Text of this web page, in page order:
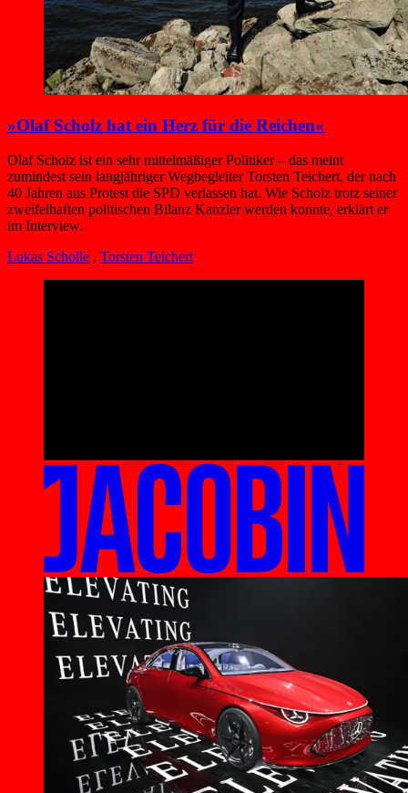
»Olaf Scholz hat ein Herz für die Reichen«
Olaf Scholz ist ein sehr mittelmäßiger Politiker – das meint
zumindest sein langjähriger Wegbegleiter Torsten Teichert, der nach
40 Jahren aus Protest die SPD verlassen hat. Wie Scholz trotz seiner
zweifelhaften politischen Bilanz Kanzler werden konnte, erklärt er
im Interview.
Lukas Scholle , Torsten Teichert